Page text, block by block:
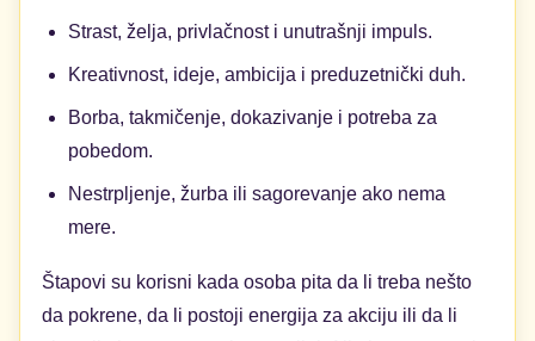
Strast, želja, privlačnost i unutrašnji impuls.
Kreativnost, ideje, ambicija i preduzetnički duh.
Borba, takmičenje, dokazivanje i potreba za
pobedom.
Nestrpljenje, žurba ili sagorevanje ako nema
mere.
Štapovi su korisni kada osoba pita da li treba nešto
da pokrene, da li postoji energija za akciju ili da li